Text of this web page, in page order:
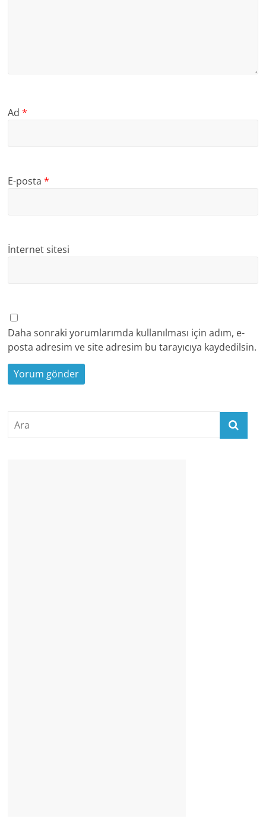
Ad*
E-posta*
İnternet sitesi
Daha sonraki yorumlarımda kullanılması için adım, e-
posta adresim ve site adresim bu tarayıcıya kaydedilsin.